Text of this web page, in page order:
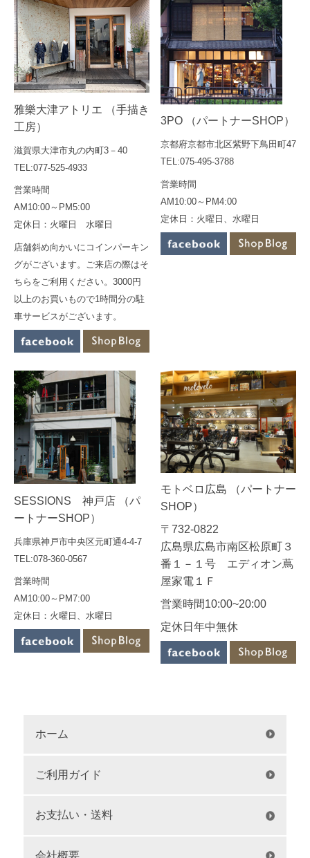
雅樂大津アトリエ （手描き
工房）
滋賀県大津市丸の内町3－40
TEL:077-525-4933
営業時間
AM10:00～PM5:00
定休日：火曜日 水曜日
店舗斜め向かいにコインパーキン
グがございます。ご来店の際はそ
ちらをご利用ください。3000円
以上のお買いもので1時間分の駐
車サービスがございます。
3PO （パートナーSHOP）
京都府京都市北区紫野下鳥田町47
TEL:075-495-3788
営業時間
AM10:00～PM4:00
定休日：火曜日、水曜日
SESSIONS 神戸店 （パ
ートナーSHOP）
兵庫県神戸市中央区元町通4-4-7
TEL:078-360-0567
営業時間
AM10:00～PM7:00
定休日：火曜日、水曜日
モトベロ広島 （パートナー
SHOP）
〒732-0822
広島県広島市南区松原町３
番１－１号 エディオン蔦
屋家電１Ｆ
営業時間10:00~20:00
定休日年中無休
ホーム
ご利用ガイド
お支払い・送料
会社概要